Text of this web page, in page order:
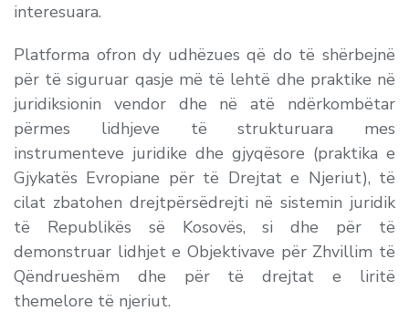
interesuara.
Platforma ofron dy udhëzues që do të shërbejnë
për të siguruar qasje më të lehtë dhe praktike në
juridiksionin vendor dhe në atë ndërkombëtar
përmes lidhjeve të strukturuara mes
instrumenteve juridike dhe gjyqësore (praktika e
Gjykatës Evropiane për të Drejtat e Njeriut), të
cilat zbatohen drejtpërsëdrejti në sistemin juridik
të Republikës së Kosovës, si dhe për të
demonstruar lidhjet e Objektivave për Zhvillim të
Qëndrueshëm dhe për të drejtat e liritë
themelore të njeriut.